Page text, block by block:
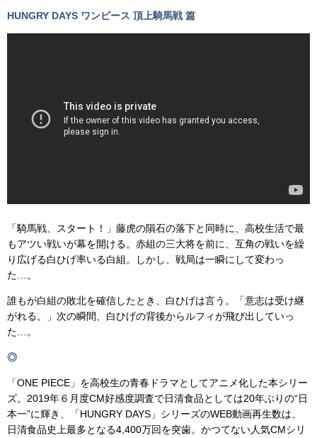
HUNGRY DAYS ワンピース 頂上騎馬戦 篇
「騎馬戦、スタート！」藤虎の隕石の落下と同時に、高校生活で最
もアツい戦いが幕を開ける。赤組の三大将を前に、互角の戦いを繰
り広げる白ひげ率いる白組。しかし、戦局は一瞬にして変わっ
た…。
誰もが白組の敗北を確信したとき、白ひげは言う。「意志は受け継
がれる。」次の瞬間、白ひげの背後からルフィが飛び出していっ
た…。
◎
「ONE PIECE」を高校生の青春ドラマとしてアニメ化した本シリー
ズ。2019年６月度CM好感度調査で日清食品としては20年ぶりの“日
本一”に輝き、「HUNGRY DAYS」シリーズのWEB動画再生数は、
日清食品史上最多となる4,400万回を突歯。かつてない人気CMシリ